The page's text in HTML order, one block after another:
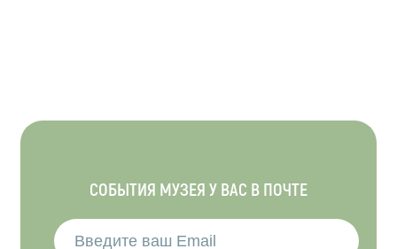
СОБЫТИЯ МУЗЕЯ У ВАС В ПОЧТЕ